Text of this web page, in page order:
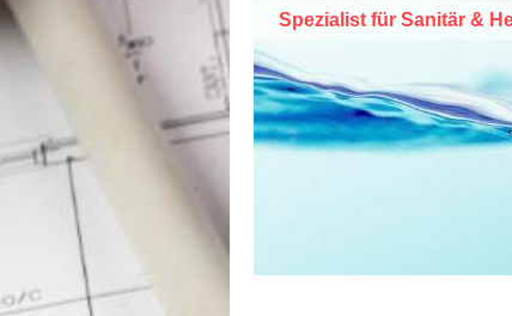
Spezialist für Sanitär &